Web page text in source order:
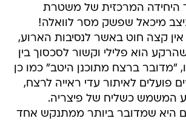
המרכזית של משטרת
מיכאל שפשק מסר לוואלה!
אין קצה חוט באשר לנסיבות הארוע,
הוא פלילי וקשור לסכסוך בין
"מדובר ברצח מתוכנן היטב" כמו כן
פועלים לאיתור עדי ראייה לרצח,
המשמש כשליח של פיצריה.
היא שמדובר ביותר ממתנקש אחד